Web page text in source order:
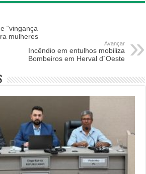
“vingança
mulheres
Avançar
Incêndio em entulhos mobiliza
Bombeiros em Herval d´Oeste